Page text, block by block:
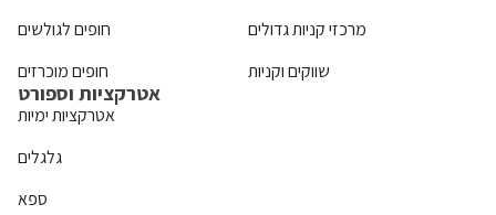
חופים לגולשים
חופים מוכרזים
מרכזי קניות גדולים
שווקים וקניות
אטרקציות וספורט
אטרקציות ימיות
גלגלים
ספא